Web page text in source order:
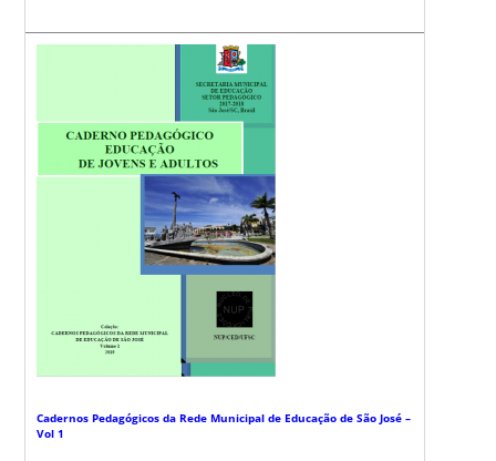
Cadernos Pedagógicos da Rede Municipal de Educação de São José –
Vol 1